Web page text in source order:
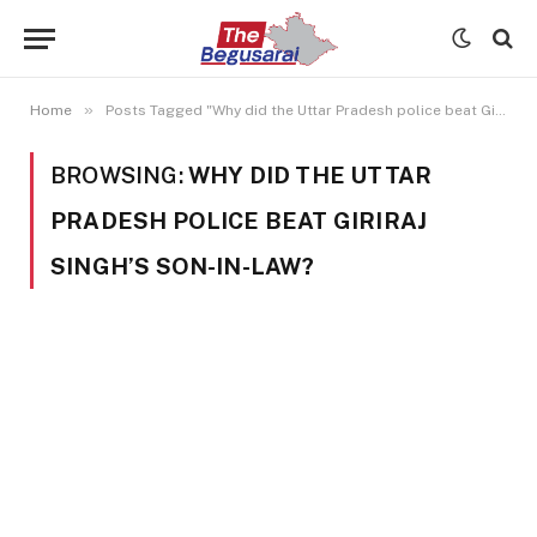
Home » Posts Tagged "Why did the Uttar Pradesh police beat Giriraj Singh’s son-in-law?"
BROWSING:WHY DID THE UTTAR
PRADESH POLICE BEAT GIRIRAJ
SINGH’S SON-IN-LAW?